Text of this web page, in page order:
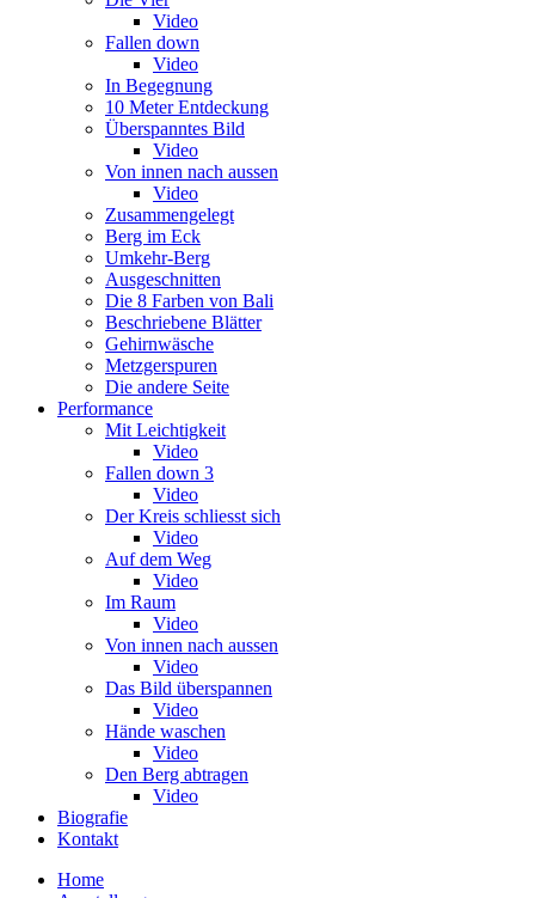
Video
Fallen down
Video
In Begegnung
10 Meter Entdeckung
Überspanntes Bild
Video
Von innen nach aussen
Video
Zusammengelegt
Berg im Eck
Umkehr-Berg
Ausgeschnitten
Die 8 Farben von Bali
Beschriebene Blätter
Gehirnwäsche
Metzgerspuren
Die andere Seite
Performance
Mit Leichtigkeit
Video
Fallen down 3
Video
Der Kreis schliesst sich
Video
Auf dem Weg
Video
Im Raum
Video
Von innen nach aussen
Video
Das Bild überspannen
Video
Hände waschen
Video
Den Berg abtragen
Video
Biografie
Kontakt
Home